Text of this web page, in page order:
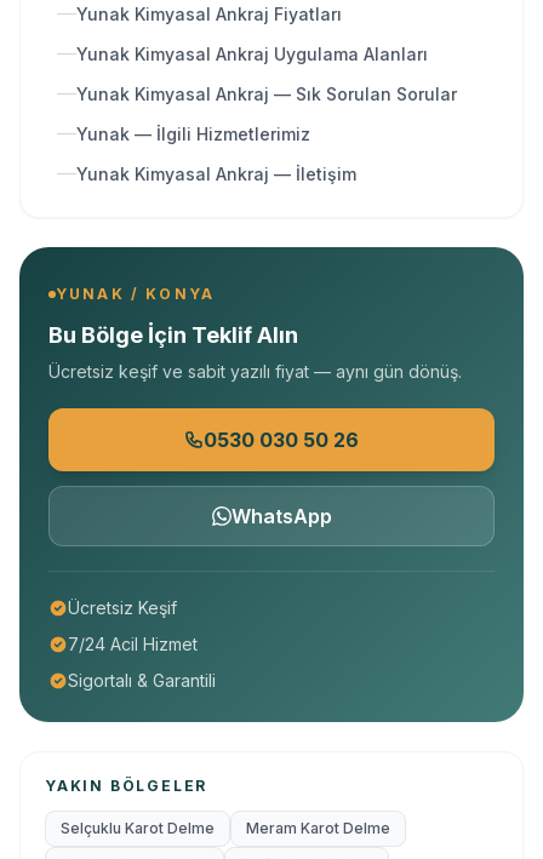
Yunak Kimyasal Ankraj Fiyatları
Yunak Kimyasal Ankraj Uygulama Alanları
Yunak Kimyasal Ankraj — Sık Sorulan Sorular
Yunak — İlgili Hizmetlerimiz
Yunak Kimyasal Ankraj — İletişim
YUNAK / KONYA
Bu Bölge İçin Teklif Alın
Ücretsiz keşif ve sabit yazılı fiyat — aynı gün dönüş.
0530 030 50 26
WhatsApp
Ücretsiz Keşif
7/24 Acil Hizmet
Sigortalı & Garantili
YAKIN BÖLGELER
Selçuklu Karot Delme
Meram Karot Delme